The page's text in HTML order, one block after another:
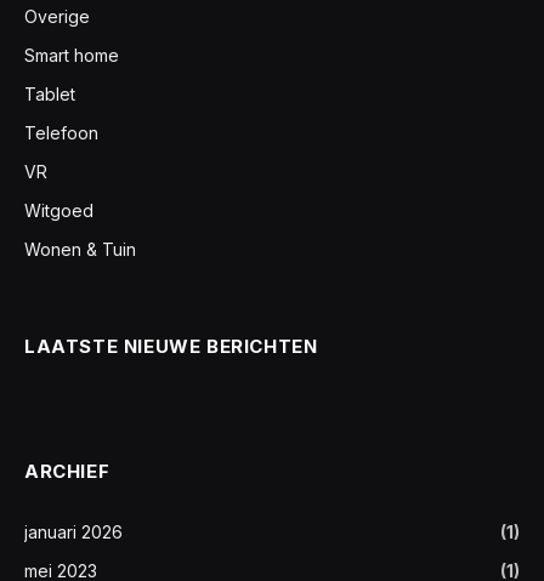
Overige
Smart home
Tablet
Telefoon
VR
Witgoed
Wonen & Tuin
LAATSTE NIEUWE BERICHTEN
ARCHIEF
januari 2026
(1)
mei 2023
(1)